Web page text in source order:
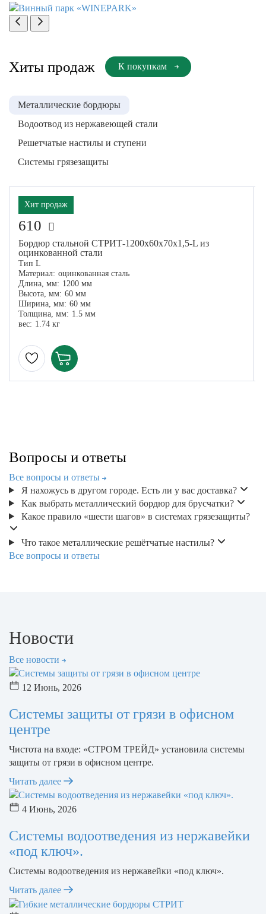
Хиты продаж К покупкам
Металлические бордюры
Водоотвод из нержавеющей стали
Решетчатые настилы и ступени
Системы грязезащиты
Новинка
Хит продаж
610
Бордюр стальной СТРИТ-1200х60х70х1,5-L из
оцинкованной стали
Материал: оцинкованная сталь
Длина, мм: 1200 мм
Высота, мм: 60 мм
Ширина, мм: 60 мм
Толщина, мм: 1.5 мм
вес: 1.74 кг
Тип L
Вопросы и ответы
Все вопросы и ответы
Я нахожусь в другом городе. Есть ли у вас доставка?
Как выбрать металлический бордюр для брусчатки?
Какое правило «шести шагов» в системах грязезащиты?
Что такое металлические решётчатые настилы?
Все вопросы и ответы
Новости
Все новости
12 Июнь, 2026
Системы защиты от грязи в офисном
центре
Чистота на входе: «СТРОМ ТРЕЙД» установила системы
защиты от грязи в офисном центре.
Читать далее
4 Июнь, 2026
Системы водоотведения из нержавейки
«под ключ».
Системы водоотведения из нержавейки «под ключ».
Читать далее